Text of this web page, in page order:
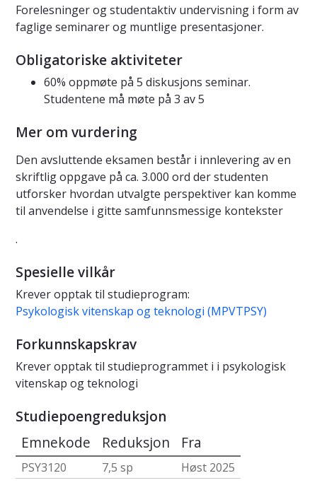
Forelesninger og studentaktiv undervisning i form av
faglige seminarer og muntlige presentasjoner.
Obligatoriske aktiviteter
60% oppmøte på 5 diskusjons seminar.
Studentene må møte på 3 av 5
Mer om vurdering
Den avsluttende eksamen består i innlevering av en
skriftlig oppgave på ca. 3.000 ord der studenten
utforsker hvordan utvalgte perspektiver kan komme
til anvendelse i gitte samfunnsmessige kontekster
.
Spesielle vilkår
Krever opptak til studieprogram:
Psykologisk vitenskap og teknologi (MPVTPSY)
Forkunnskapskrav
Krever opptak til studieprogrammet i i psykologisk
vitenskap og teknologi
Studiepoengreduksjon
Emnekode Reduksjon Fra
PSY3120 7,5 sp
Høst 2025